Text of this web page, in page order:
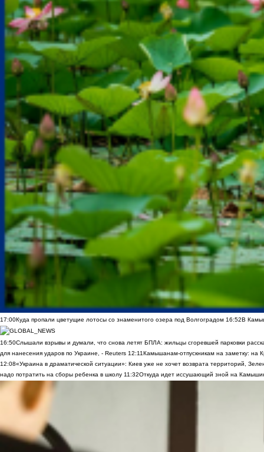
17:00Куда пропали цветущие лотосы со знаменитого озера под Волгоградом 16:52В
16:50Слышали взрывы и думали, что снова летят БПЛА: жильцы сгоревшей парковки
для нанесения ударов по Украине, - Reuters 12:11Камышанам-отпускникам на заметку: на
12:08«Украина в драматической ситуации»: Киев уже не хочет возврата территорий,
надо потратить на сборы ребенка в школу 11:32Откуда идет иссушающий зной на